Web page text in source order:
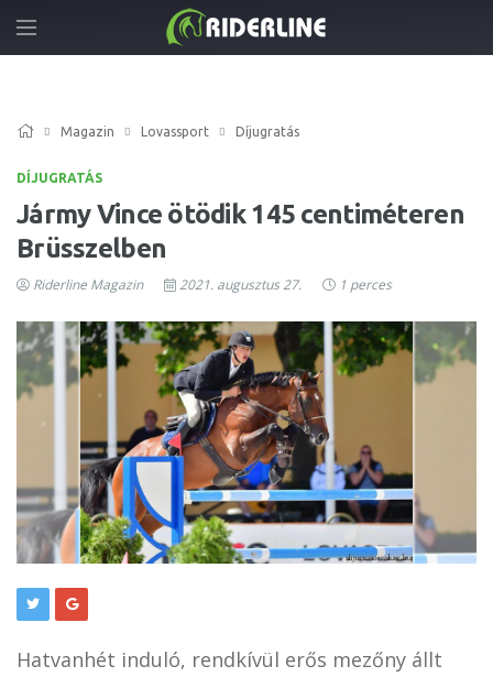
Magazin Lovassport Díjugratás
DÍJUGRATÁS
Jármy Vince ötödik 145 centiméteren
Brüsszelben
Riderline Magazin 2021. augusztus 27. 1 perces
Hatvanhét induló, rendkívül erős mezőny állt